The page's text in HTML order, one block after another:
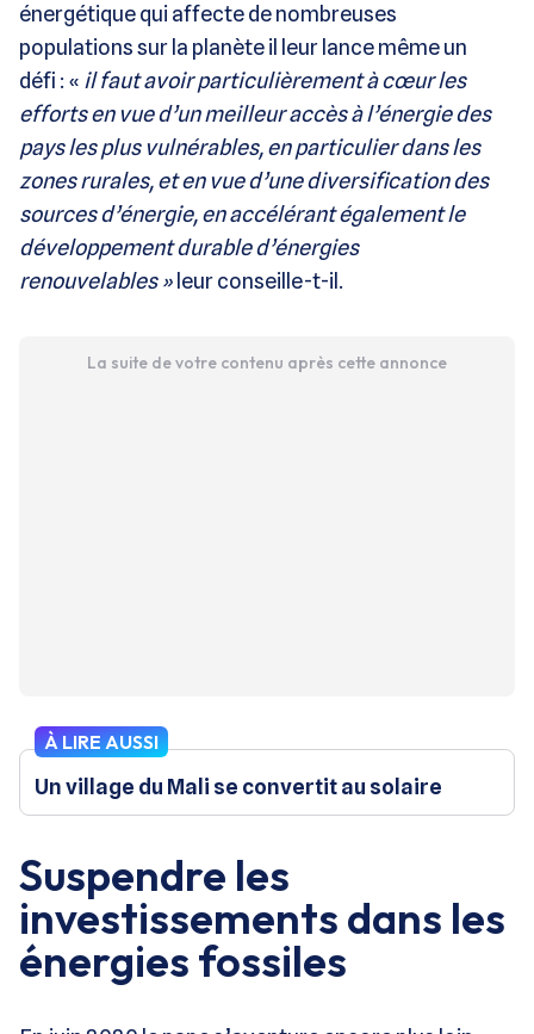
énergétique qui affecte de nombreuses
populations sur la planète il leur lance même un
défi : « il faut avoir particulièrement à cœur les
efforts en vue d’un meilleur accès à l’énergie des
pays les plus vulnérables, en particulier dans les
zones rurales, et en vue d’une diversification des
sources d’énergie, en accélérant également le
développement durable d’énergies
renouvelables » leur conseille-t-il.
La suite de votre contenu après cette annonce
À LIRE AUSSI
Un village du Mali se convertit au solaire
Suspendre les
investissements dans les
énergies fossiles